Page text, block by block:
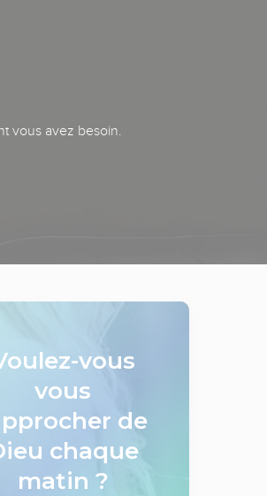
vous avez besoin.
vous
vous
de
chaque
matin ?